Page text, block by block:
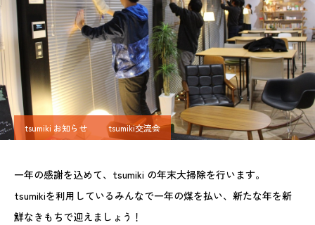
tsumiki お知らせ tsumiki交流会
一年の感謝を込めて、tsumiki の年末大掃除を行います。
tsumikiを利用しているみんなで一年の煤を払い、新たな年を新
鮮なきもちで迎えましょう！